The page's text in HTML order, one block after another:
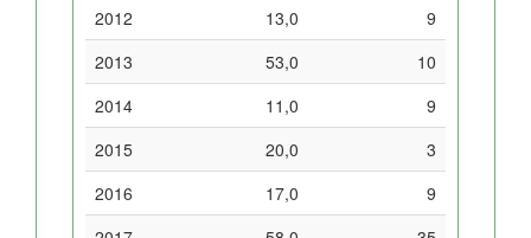
2012
13,0
9
2013
53,0
10
2014
11,0
9
2015
20,0
3
2016
17,0
9